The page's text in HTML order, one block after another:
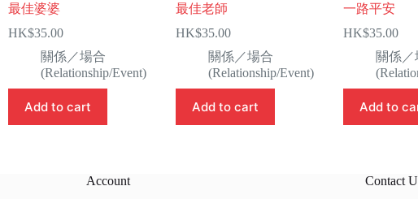
最佳婆婆
HK$35.00
關係／場合
(Relationship/Event)
Add to cart
最佳老師
HK$35.00
關係／場合
(Relationship/Event)
Add to cart
一路平安
HK$35.00
關係／
Add to
Account
Contact